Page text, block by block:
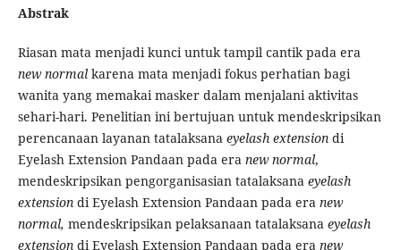
Abstrak
Riasan mata menjadi kunci untuk tampil cantik pada era
new normal karena mata menjadi fokus perhatian bagi
wanita yang memakai masker dalam menjalani aktivitas
sehari-hari. Penelitian ini bertujuan untuk mendeskripsikan
perencanaan layanan tatalaksana eyelash extensiondi
Eyelash Extension Pandaan pada era new normal,
mendeskripsikan pengorganisasian tatalaksana eyelash
extensiondi Eyelash Extension Pandaan pada era new
normal, mendeskripsikan pelaksanaan tatalaksana eyelash
extensiondi Eyelash Extension Pandaan pada era new